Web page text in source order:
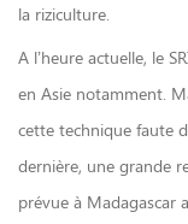
la riziculture.
A l’heure actuelle, le
en Asie notamment.
cette technique faute
dernière, une grande
prévue à Madagascar